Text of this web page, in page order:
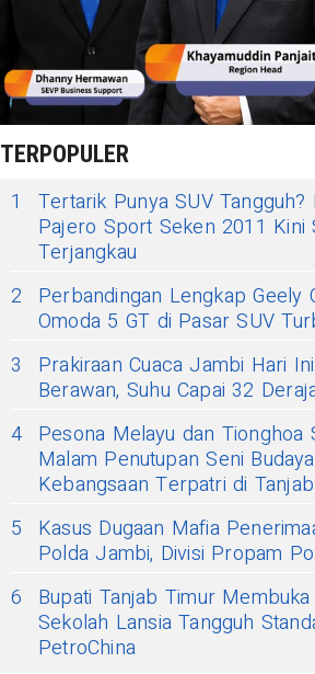
TERPOPULER
1
Tertarik Punya SUV
Pajero Sport Seken 2011 Kini
Terjangkau
2
Perbandingan Lengkap Geely
Omoda 5 GT di Pasar SUV
3
Prakiraan Cuaca Jambi Hari
Berawan, Suhu Capai 32
4 Pesona Melayu dan Tionghoa
Malam Penutupan Seni
Kebangsaan Terpatri di
5
Kasus Dugaan Mafia
Polda Jambi, Divisi Propam
6
Bupati Tanjab Timur
Sekolah Lansia Tangguh
PetroChina